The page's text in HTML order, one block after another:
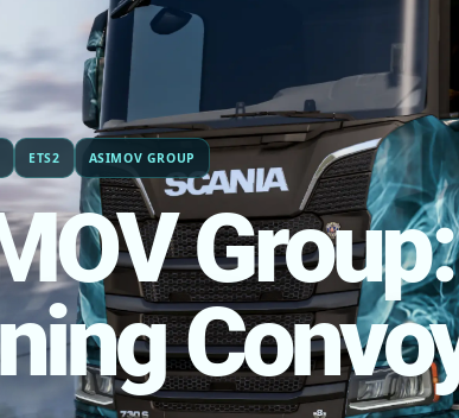
ETS2 ASIMOV GROUP
Group: